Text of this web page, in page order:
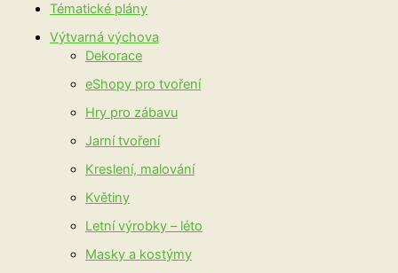
Tématické plány
Výtvarná výchova
Dekorace
eShopy pro tvoření
Hry pro zábavu
Jarní tvoření
Kreslení, malování
Květiny
Letní výrobky – léto
Masky a kostýmy